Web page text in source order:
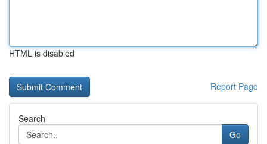
HTML is disabled
Report Page
Search
Go